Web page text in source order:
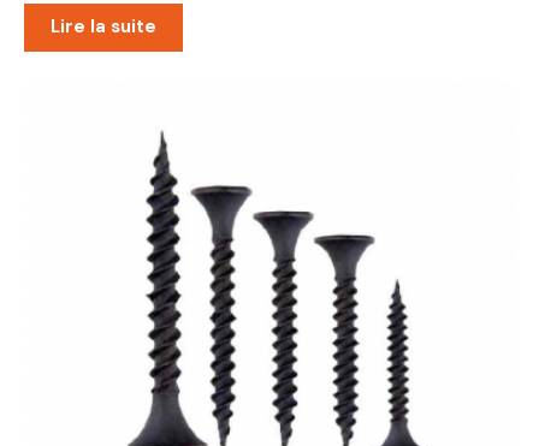
Lire la suite